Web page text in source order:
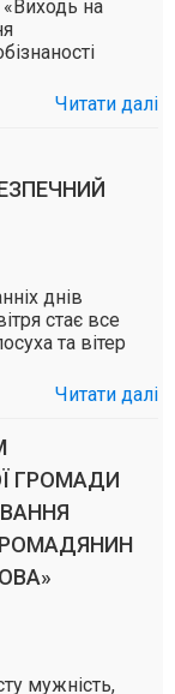
«Виходь на
Читати далі
днів
стає все
та вітер
Читати далі
ГРОМАДИ
мужність,